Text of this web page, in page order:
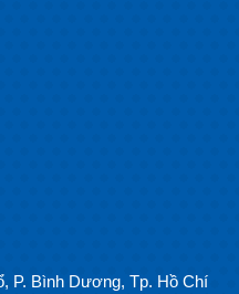
P. Bình Dương, Tp. Hồ Chí